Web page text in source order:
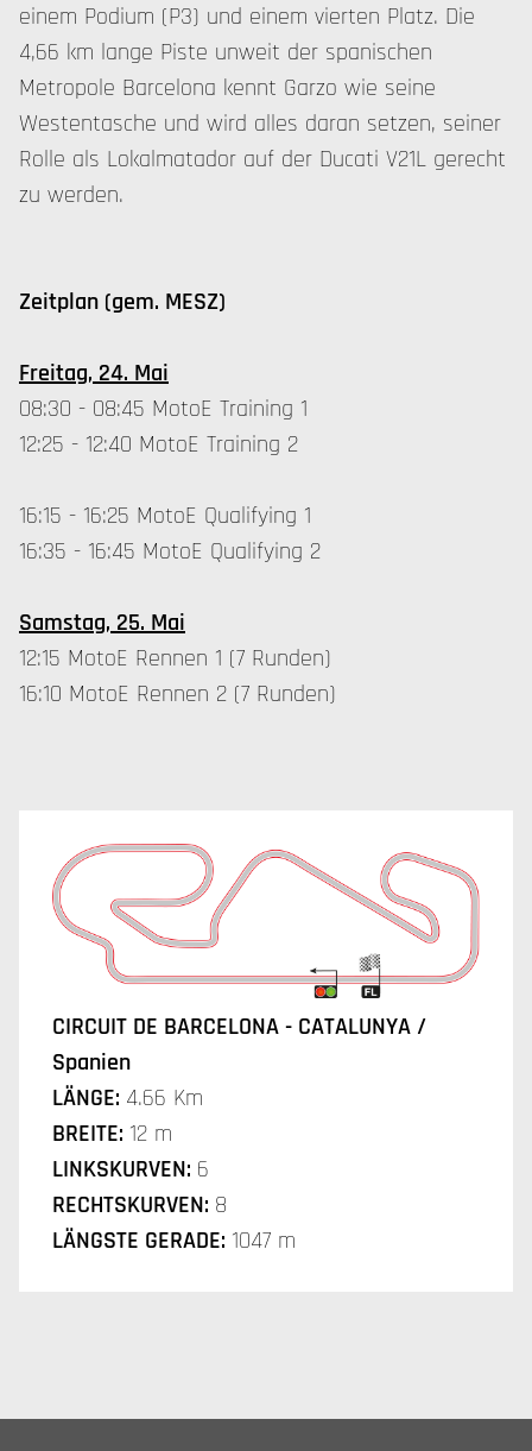
einem Podium (P3) und einem vierten Platz. Die
4,66 km lange Piste unweit der spanischen
Metropole Barcelona kennt Garzo wie seine
Westentasche und wird alles daran setzen, seiner
Rolle als Lokalmatador auf der Ducati V21L gerecht
zu werden.
Zeitplan (gem. MESZ)
Freitag, 24. Mai
08:30 - 08:45 MotoE Training 1
12:25 - 12:40 MotoE Training 2
16:15 - 16:25 MotoE Qualifying 1
16:35 - 16:45 MotoE Qualifying 2
Samstag, 25. Mai
12:15 MotoE Rennen 1 (7 Runden)
16:10 MotoE Rennen 2 (7 Runden)
CIRCUIT DE BARCELONA - CATALUNYA /
Spanien
LÄNGE: 4.66 Km
BREITE: 12 m
LINKSKURVEN: 6
RECHTSKURVEN: 8
LÄNGSTE GERADE: 1047 m